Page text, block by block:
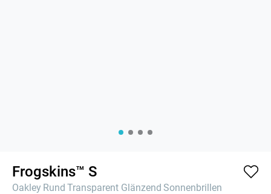
Frogskins™ S
Oakley Rund Transparent Glänzend Sonnenbrillen